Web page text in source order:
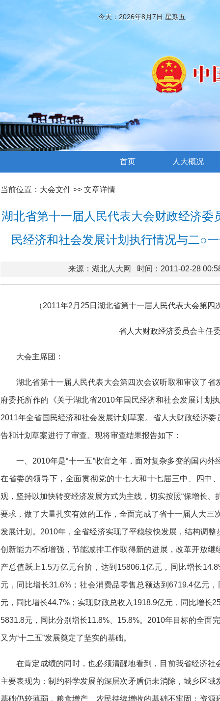
今天：2026年8月7日 星期五
首页 人大概况
当前位置： 大会文件 >> 文章详情
湖北省第十一届人民代表大会财政经济
民经济和社会发展计划执行情况与二○
来源：湖北人大网 时间：2011-02-28
（2011年2月25日湖北省第十一届人民代表大会第
省人大财政经济委员会主任
大会主席团：
湖北省第十一届人民代表大会第四次会议听取和审议了
府委托所作的《关于湖北省2010年国民经济和社会发展计划
2011年全省国民经济和社会发展计划草案。省人大财政经济
告和计划草案进行了审查。现将审查结果报告如下：
一、2010年是“十一五”收官之年，面对复杂多变的国内
在省委的领导下，全面贯彻党的十七大和十七届三中、四中
观，坚持以加快转变经济发展方式为主线，切实按照“保增长、
要求，做了大量扎实有效的工作，全面完成了省十一届人大三
发展计划。2010年，全省经济实现了平稳较快发展，结构调
创新能力不断增强，节能减排工作取得新的进展，改革开放
产总值跃上1.5万亿元台阶，达到15806.1亿元，同比增长
元，同比增长31.6%；社会消费品零售总额达到6719.4亿元
元，同比增长44.7%；实现财政总收入1918.9亿元，同比增长
5831.8元，同比分别增长11.8%、15.8%。2010年目标的全面
又为“十二五”发展奠定了坚实的基础。
在肯定成绩的同时，也必须清醒地看到，目前我省经济
主要表现为：制约科学发展的深层次矛盾仍未消除，城乡区
基础仍较薄弱，粮食增产、农民持续增收的基础不牢固；资